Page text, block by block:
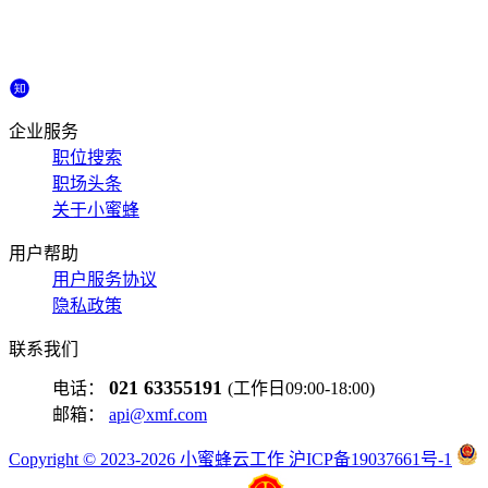
企业服务
职位搜索
职场头条
关于小蜜蜂
用户帮助
用户服务协议
隐私政策
联系我们
电话： 021 63355191 (工作日09:00-18:00)
邮箱： api@xmf.com
Copyright © 2023-2026 小蜜蜂云工作 沪ICP备19037661号-1